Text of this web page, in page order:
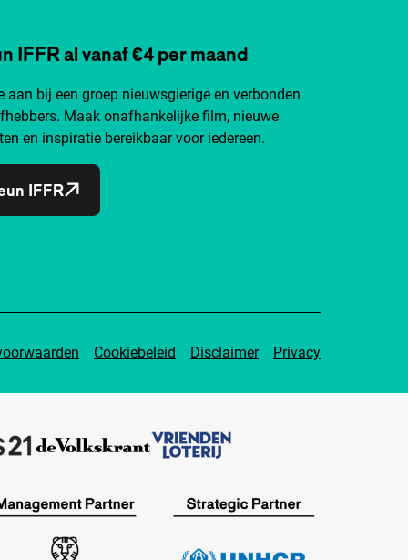
IFFR al vanaf €4 per maand
aan bij een groep nieuwsgierige en verbonden
Maak onafhankelijke film, nieuwe
en inspiratie bereikbaar voor iedereen.
IFFR
Cookiebeleid Disclaimer Privacy